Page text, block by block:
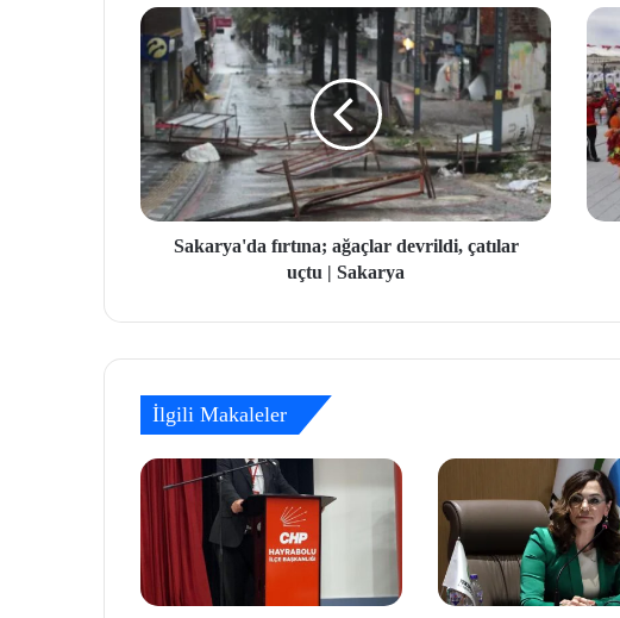
Sakarya'da fırtına; ağaçlar devrildi, çatılar
uçtu | Sakarya
İlgili Makaleler